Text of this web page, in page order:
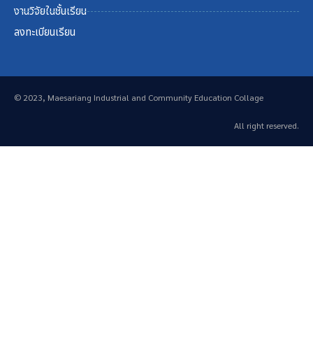
งานวิจัยในชั้นเรียน
ลงทะเบียนเรียน
© 2023, Maesariang Industrial and Community Education Collage
All right reserved.